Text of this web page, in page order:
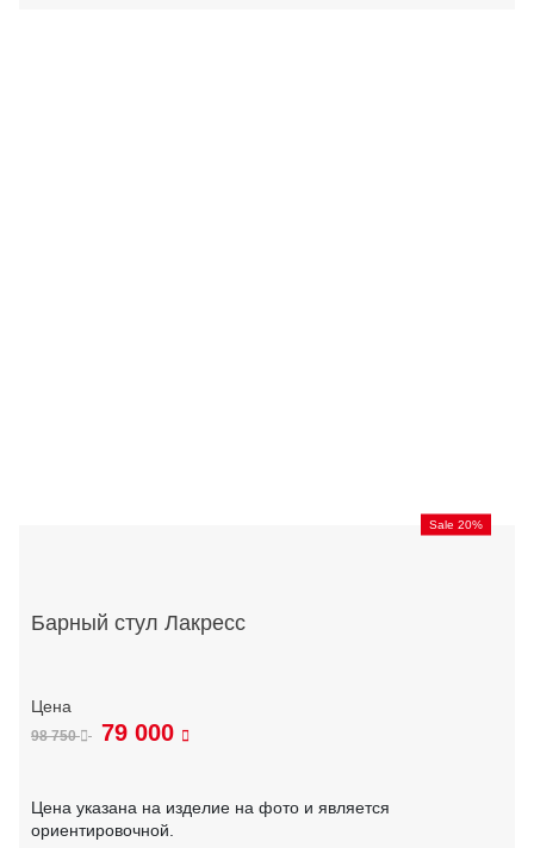
Sale 20%
Барный стул Лакресс
98 750 79 000
Цена указана на изделие на фото и является
ориентировочной.